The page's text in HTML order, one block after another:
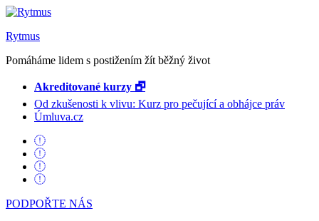
Rytmus
Pomáháme lidem s postižením žít běžný život
Akreditované kurzy 🗗
Od zkušenosti k vlivu: Kurz pro pečující a obhájce práv
Úmluva.cz
PODPOŘTE NÁS